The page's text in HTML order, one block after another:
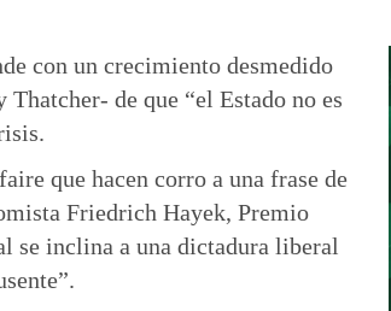
con un crecimiento desmedido
de que “el Estado no es
que hacen corro a una frase de
Friedrich Hayek, Premio
se inclina a una dictadura liberal